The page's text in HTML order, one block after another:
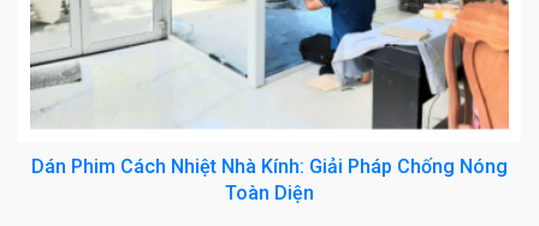
Dán Phim Cách Nhiệt Nhà Kính: Giải Pháp Chống Nóng
Toàn Diện